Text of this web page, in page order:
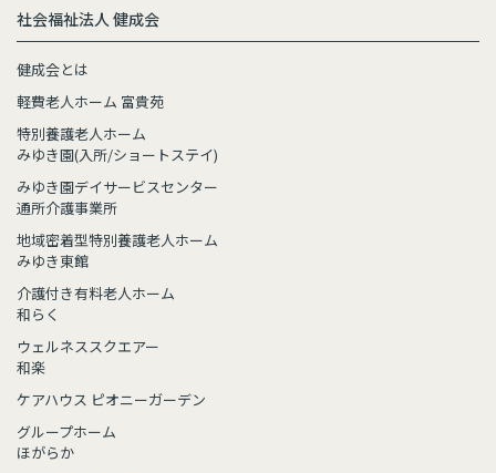
社会福祉法人 健成会
健成会とは
軽費老人ホーム 富貴苑
特別養護老人ホーム
みゆき園(入所/ショートステイ)
みゆき園デイサービスセンター
通所介護事業所
地域密着型特別養護老人ホーム
みゆき東館
介護付き有料老人ホーム
和らく
ウェルネススクエアー
和楽
ケアハウス ピオニーガーデン
グループホーム
ほがらか